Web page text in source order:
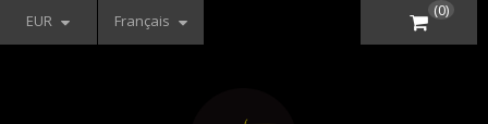
EUR Français
(0)